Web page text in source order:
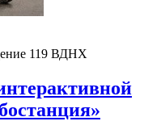
119 ВДНХ